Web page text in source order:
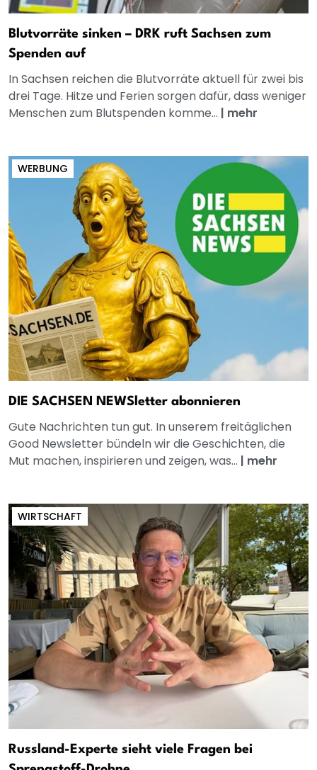
Blutvorräte sinken – DRK ruft Sachsen zum
Spenden auf
In Sachsen reichen die Blutvorräte aktuell für zwei bis
drei Tage. Hitze und Ferien sorgen dafür, dass weniger
Menschen zum Blutspenden komme... | mehr
WERBUNG
DIE SACHSEN NEWSletter abonnieren
Gute Nachrichten tun gut. In unserem freitäglichen
Good Newsletter bündeln wir die Geschichten, die
Mut machen, inspirieren und zeigen, was... | mehr
WIRTSCHAFT
Russland-Experte sieht viele Fragen bei